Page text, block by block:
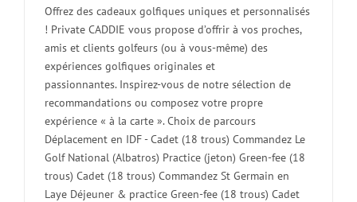
Offrez des cadeaux golfiques uniques et personnalisés
! Private CADDIE vous propose d’offrir à vos proches,
amis et clients golfeurs (ou à vous-même) des
expériences golfiques originales et
passionnantes. Inspirez-vous de notre sélection de
recommandations ou composez votre propre
expérience « à la carte ». Choix de parcours
Déplacement en IDF - Cadet (18 trous) Commandez Le
Golf National (Albatros) Practice (jeton) Green-fee (18
trous) Cadet (18 trous) Commandez St Germain en
Laye Déjeuner & practice Green-fee (18 trous) Cadet